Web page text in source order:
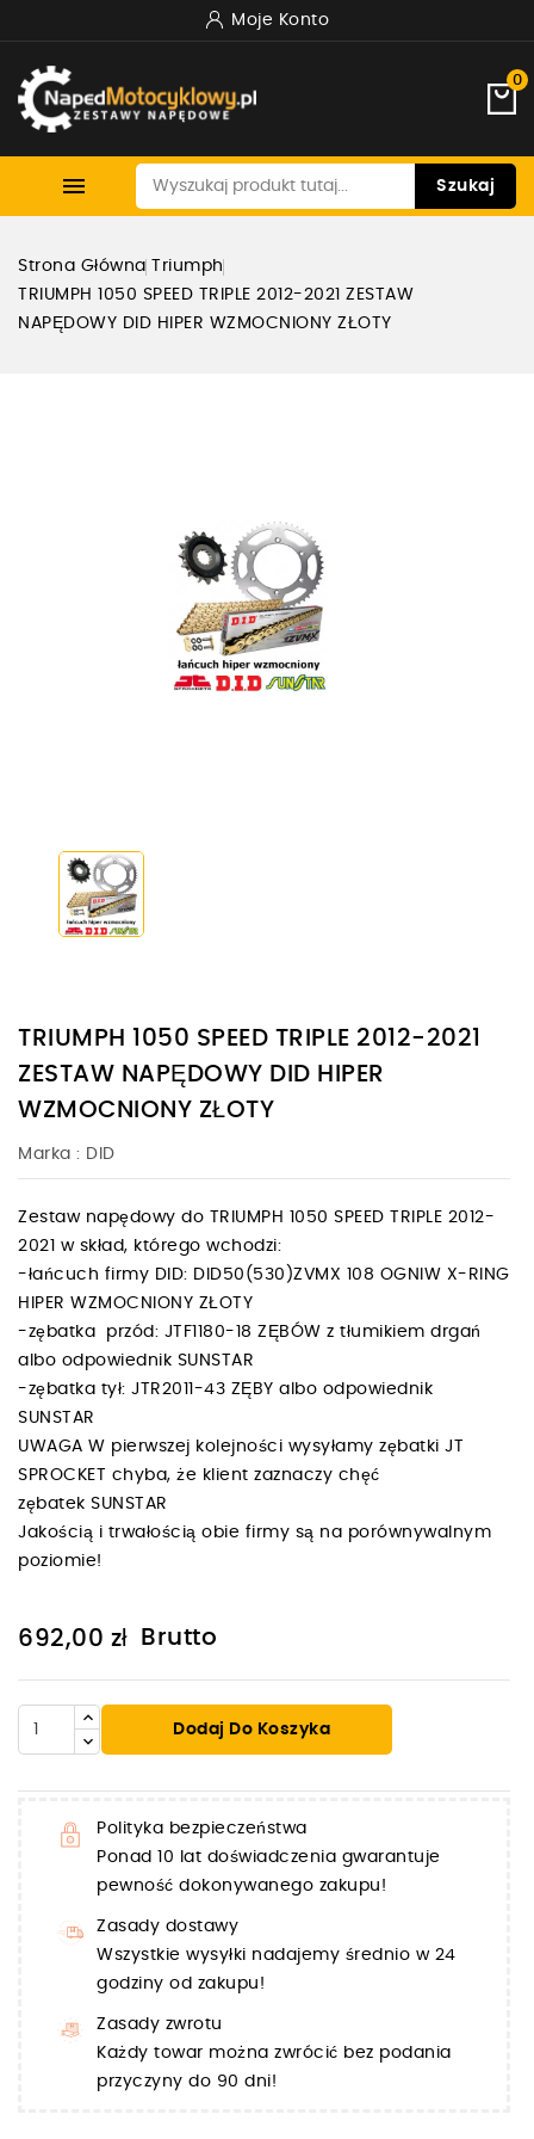
Moje Konto
0
 Szukaj
Strona Główna
Triumph
TRIUMPH 1050 SPEED TRIPLE 2012-2021 ZESTAW
NAPĘDOWY DID HIPER WZMOCNIONY ZŁOTY
TRIUMPH 1050 SPEED TRIPLE 2012-2021
ZESTAW NAPĘDOWY DID HIPER
WZMOCNIONY ZŁOTY
Marka : DID
Zestaw napędowy do TRIUMPH 1050 SPEED TRIPLE 2012-
2021 w skład, którego wchodzi:
-łańcuch firmy DID: DID50(530)ZVMX 108 OGNIW X-RING
HIPER WZMOCNIONY ZŁOTY
-zębatka przód: JTF1180-18 ZĘBÓW z tłumikiem drgań
albo odpowiednik SUNSTAR
-zębatka tył: JTR2011-43 ZĘBY albo odpowiednik
SUNSTAR
UWAGA W pierwszej kolejności wysyłamy zębatki JT
SPROCKET chyba, że klient zaznaczy chęć
zębatek SUNSTAR
Jakością i trwałością obie firmy są na porównywalnym
poziomie!
692,00 zł Brutto
Dodaj Do Koszyka
Polityka bezpieczeństwa
Ponad 10 lat doświadczenia gwarantuje
pewność dokonywanego zakupu!
Zasady dostawy
Wszystkie wysyłki nadajemy średnio w 24
godziny od zakupu!
Zasady zwrotu
Każdy towar można zwrócić bez podania
przyczyny do 90 dni!